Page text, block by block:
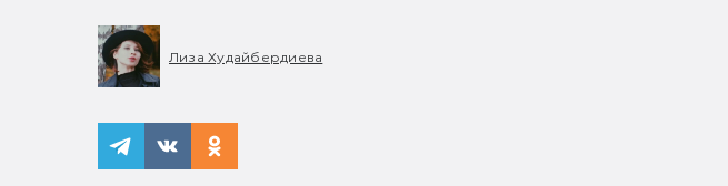
Лиза Худайбердиева